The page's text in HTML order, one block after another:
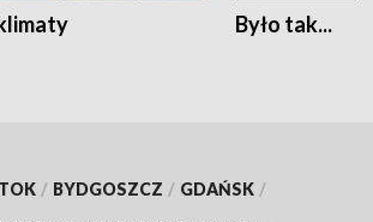
Było tak...
/ BYDGOSZCZ / GDAŃSK /